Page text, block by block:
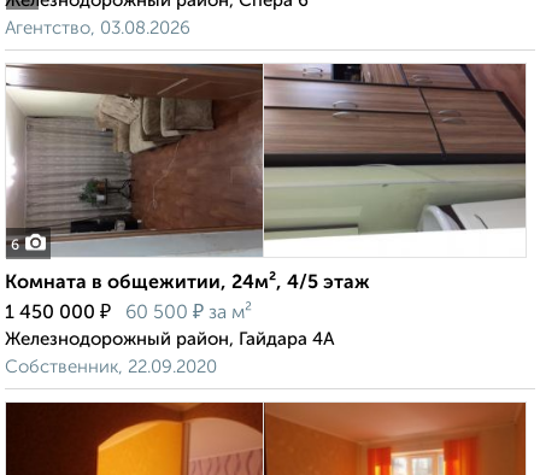
Агентство, 03.08.2026
6
Комната в общежитии, 24м², 4/5 этаж
1 450 000 ₽ 60 500 ₽ за м²
Железнодорожный район, Гайдара 4А
Собственник, 22.09.2020